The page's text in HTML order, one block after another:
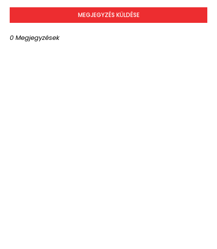
MEGJEGYZÉS KÜLDÉSE
0 Megjegyzések